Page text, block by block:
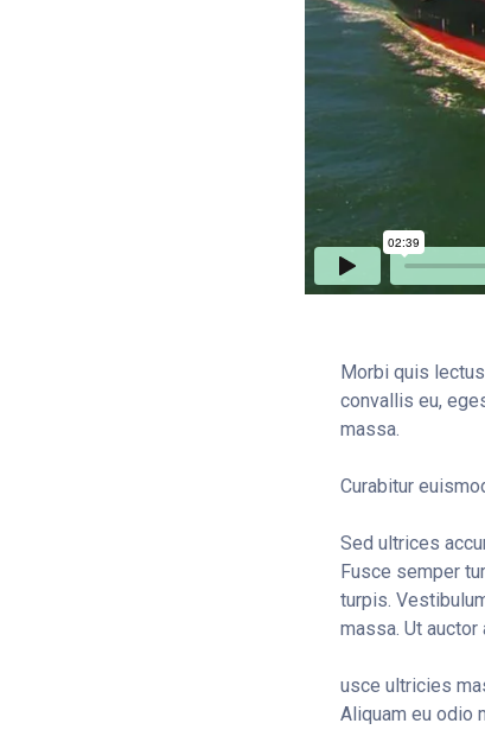
Morbi quis
convallis eu,
massa.
Curabitur
Sed ultrices
Fusce semper
turpis.
massa. Ut
usce ultricies
Aliquam eu odio